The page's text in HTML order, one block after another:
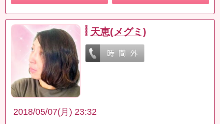
天恵(メグミ)
2018/05/07(月) 23:32